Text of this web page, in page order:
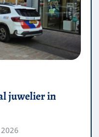
juwelier in